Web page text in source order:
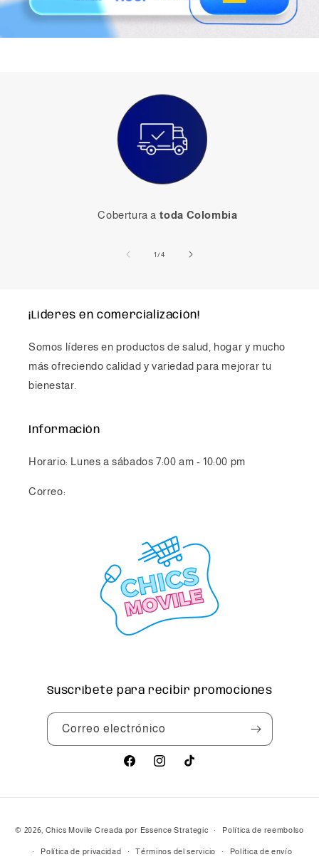
Cobertura a toda Colombia
1/de
4
¡Líderes en comercialización!
Somos líderes en productos de salud, hogar y mucho
más ofreciendo calidad y variedad para mejorar tu
bienestar.
Información
Horario: Lunes a sábados 7:00 am - 10:00 pm
Correo:
Suscríbete para recibir promociones
Correo electrónico
FacebookInstagramTikTok
de
pago
© 2026, Chics Movile Creada por Essence Strategic Política de reembolso
Política de privacidad Términos del servicio Política de envío